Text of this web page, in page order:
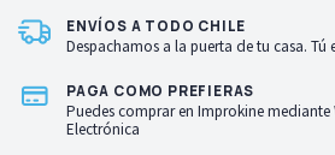
ENVÍOS A TODO CHILE
Despachamos a la puerta de tu casa. Tú
PAGA COMO PREFIERAS
Puedes comprar en Improkine mediante
Electrónica